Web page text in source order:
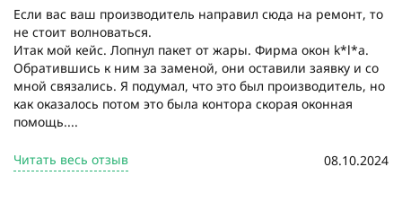
Если вас ваш производитель направил сюда на ремонт, то
не стоит волноваться.
Итак мой кейс. Лопнул пакет от жары. Фирма окон k*l*a.
Обратившись к ним за заменой, они оставили заявку и со
мной связались. Я подумал, что это был производитель, но
как оказалось потом это была контора скорая оконная
помощь....
Читать весь отзыв 08.10.2024